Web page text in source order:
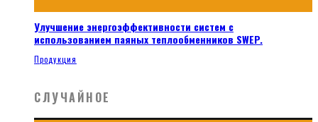
Улучшение энергоэффективности систем с
использованием паяных теплообменников SWEP.
Продукция
СЛУЧАЙНОЕ